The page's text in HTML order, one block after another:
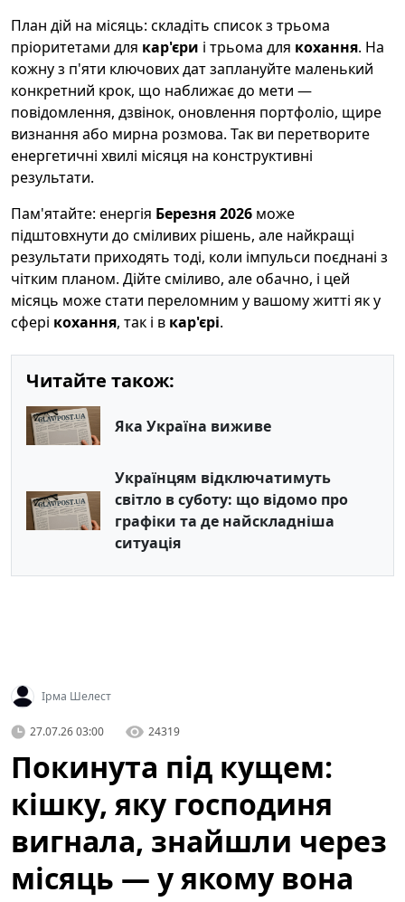
План дій на місяць: складіть список з трьома
пріоритетами для кар'єри і трьома для кохання. На
кожну з п'яти ключових дат заплануйте маленький
конкретний крок, що наближає до мети —
повідомлення, дзвінок, оновлення портфоліо, щире
визнання або мирна розмова. Так ви перетворите
енергетичні хвилі місяця на конструктивні
результати.
Пам'ятайте: енергія Березня 2026 може
підштовхнути до сміливих рішень, але найкращі
результати приходять тоді, коли імпульси поєднані з
чітким планом. Дійте сміливо, але обачно, і цей
місяць може стати переломним у вашому житті як у
сфері кохання, так і в кар'єрі.
Читайте також:
Яка Україна виживе
Українцям відключатимуть
світло в суботу: що відомо про
графіки та де найскладніша
ситуація
Ірма Шелест
27.07.26 03:00 24319
Покинута під кущем:
кішку, яку господиня
вигнала, знайшли через
місяць — у якому вона